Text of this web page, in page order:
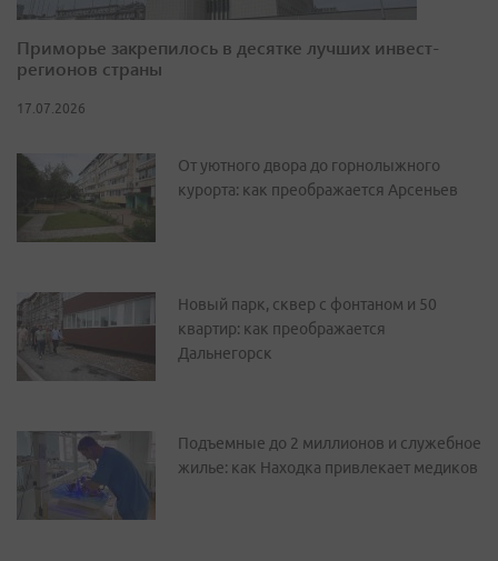
Приморье закрепилось в десятке лучших инвест-
регионов страны
17.07.2026
От уютного двора до горнолыжного
курорта: как преображается Арсеньев
Новый парк, сквер с фонтаном и 50
квартир: как преображается
Дальнегорск
Подъемные до 2 миллионов и служебное
жилье: как Находка привлекает медиков